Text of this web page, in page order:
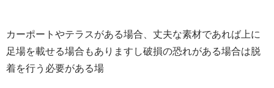
カーポートやテラスがある場合、丈夫な素材であれば上に
足場を載せる場合もありますし破損の恐れがある場合は脱
着を行う必要がある場